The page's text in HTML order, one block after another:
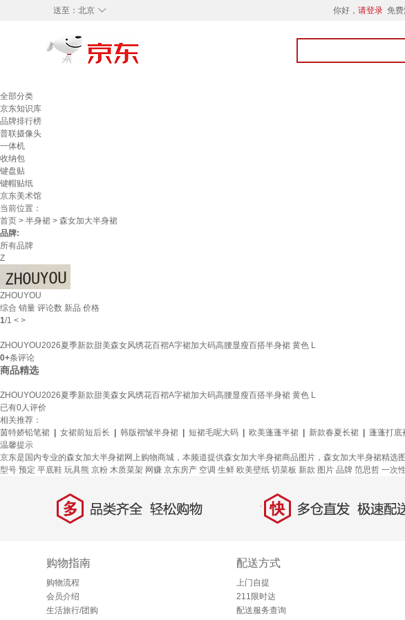
◇
送至： 北京 你好， 请登录 免
全部分类
京东知识库
品牌排行榜
普联摄像头
一体机
收纳包
键盘贴
键帽贴纸
京东美术馆
当前位置：
首页 > 半身裙 > 森女加大半身裙
品牌:
所有品牌
Z
ZHOUYOU
综合 销量 评论数 新品 价格
1/1 < >
ZHOUYOU2026夏季新款甜美森女风绣花百褶A字裙加大码高腰显瘦百搭半身裙 黄色 L
0+条评论
商品精选
ZHOUYOU2026夏季新款甜美森女风绣花百褶A字裙加大码高腰显瘦百搭半身裙 黄色 L
已有0人评价
相关推荐：
茵特娇铅笔裙
女裙前短后长 韩版褶皱半身裙 短裙毛呢大码 欧美蓬蓬半裙 新款春夏长裙 蓬蓬打底
温馨提示
京东是国内专业的森女加大半身裙网上购物商城，本频道提供森女加大半身裙商品图片，森女加大半身裙精
型号 预定 平底鞋 玩具熊 京粉 木质菜架 网赚 京东房产 空调 生鲜 欧美壁纸 切菜板 新款 图片 品牌 范思哲 一次
多 品类齐全，轻松购物 快 多仓直发，极速配送
购物指南
购物流程
会员介绍
生活旅行/团购
配送方式
上门自提
211限时达
配送服务查询